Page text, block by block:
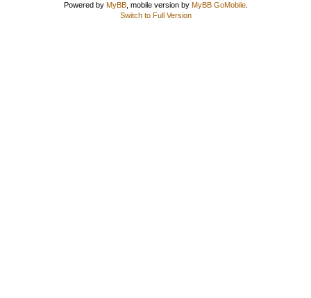
Powered by MyBB, mobile version by MyBB GoMobile.
Switch to Full Version